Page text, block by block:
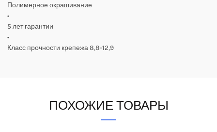
Полимерное окрашивание
•
5 лет гарантии
•
Класс прочности крепежа 8,8-12,9
ПОХОЖИЕ ТОВАРЫ